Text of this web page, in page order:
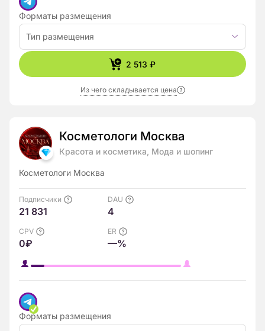
Форматы размещения
Тип размещения
2 513 ₽
Из чего складывается цена
Косметологи Москва
Красота и косметика, Мода и шопинг
Косметологи Москва
Подписчики
21 831
DAU
4
CPV
0₽
ER
—%
Форматы размещения